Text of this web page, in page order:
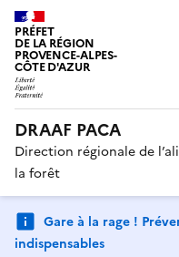
PRÉFET
DE LA RÉGION
PROVENCE-ALPES-
CÔTE D'AZUR
DRAAF PACA
Direction régionale de
la forêt
Gare à la rage !
indispensables